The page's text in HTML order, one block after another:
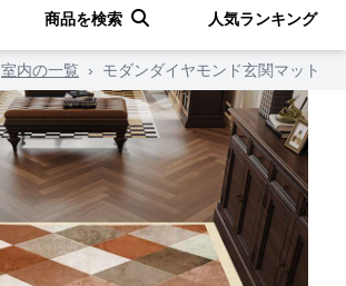
商品を検索 人気ランキング
室内の一覧 › モダンダイヤモンド玄関マット